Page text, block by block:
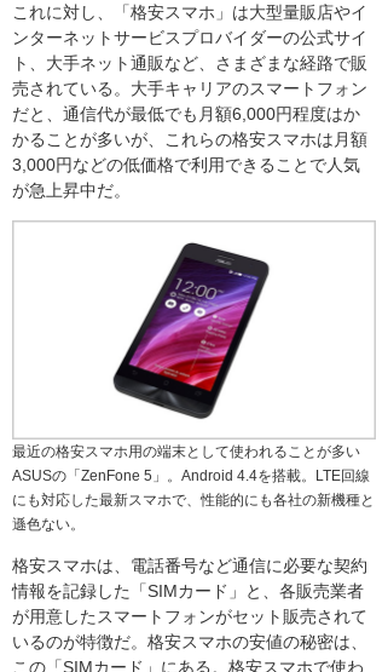
これに対し、「格安スマホ」は大型量販店やイ
ンターネットサービスプロバイダーの公式サイ
ト、大手ネット通販など、さまざまな経路で販
売されている。大手キャリアのスマートフォン
だと、通信代が最低でも月額6,000円程度はか
かることが多いが、これらの格安スマホは月額
3,000円などの低価格で利用できることで人気
が急上昇中だ。
最近の格安スマホ用の端末として使われることが多い
ASUSの「ZenFone 5」。Android 4.4を搭載。LTE回線
にも対応した最新スマホで、性能的にも各社の新機種と
遜色ない。
格安スマホは、電話番号など通信に必要な契約
情報を記録した「SIMカード」と、各販売業者
が用意したスマートフォンがセット販売されて
いるのが特徴だ。格安スマホの安値の秘密は、
この「SIMカード」にある。格安スマホで使わ